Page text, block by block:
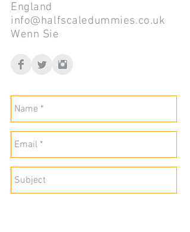
England
info@halfscaledummies.co.uk
Wenn Sie